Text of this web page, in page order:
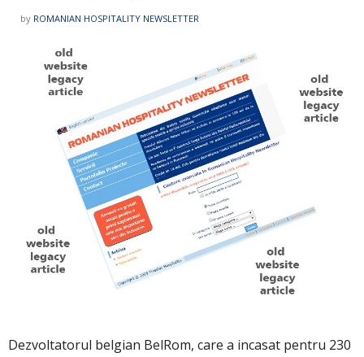
by ROMANIAN HOSPITALITY NEWSLETTER
Dezvoltatorul belgian BelRom, care a incasat pentru 230